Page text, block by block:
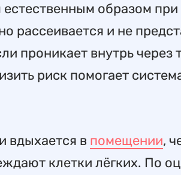
естественным образом
рассеивается и не
проникает внутрь
риск помогает
вдыхается в помещении,
клетки лёгких. По